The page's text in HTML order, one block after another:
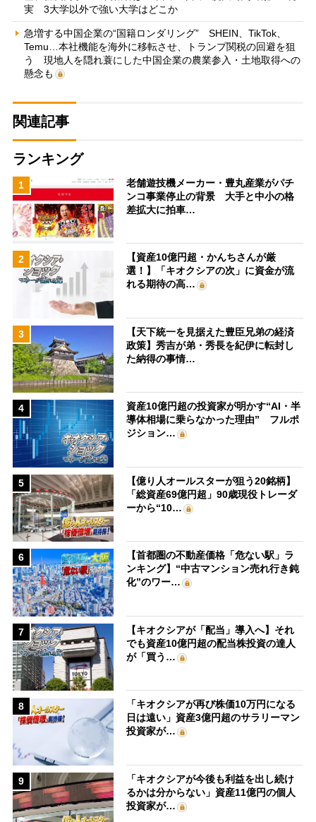
実 3大学以外で強い大学はどこか
急増する中国企業の“国籍ロンダリング” SHEIN、TikTok、
Temu…本社機能を海外に移転させ、トランプ関税の回避を狙
う 現地人を隠れ蓑にした中国企業の農業参入・土地取得への
懸念も
関連記事
ランキング
1
老舗遊技機メーカー・豊丸産業がパチ
ンコ事業停止の背景 大手と中小の格
差拡大に拍車…
2
【資産10億円超・かんちさんが厳
選！】「キオクシアの次」に資金が流
れる期待の高…
3
【天下統一を見据えた豊臣兄弟の経済
政策】秀吉が弟・秀長を紀伊に転封し
た納得の事情…
4
資産10億円超の投資家が明かす“AI・半
導体相場に乗らなかった理由” フルポ
ジション…
5
【億り人オールスターが狙う20銘柄】
「総資産69億円超」90歳現役トレーダ
ーから“10…
6
【首都圏の不動産価格「危ない駅」ラ
ンキング】“中古マンション売れ行き鈍
化”のワー…
7
【キオクシアが「配当」導入へ】それ
でも資産10億円超の配当株投資の達人
が「買う…
8
「キオクシアが再び株価10万円になる
日は遠い」資産3億円超のサラリーマン
投資家が…
9
「キオクシアが今後も利益を出し続け
るかは分からない」資産11億円の個人
投資家が…